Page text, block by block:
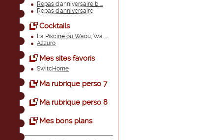
Repas d'anniversaire b ...
Repas d'anniversaire
Cocktails
La Piscine ou Waou, Wa ...
Azzuro
Mes sites favoris
SwitcHome
Ma rubrique perso 7
Ma rubrique perso 8
Mes bons plans